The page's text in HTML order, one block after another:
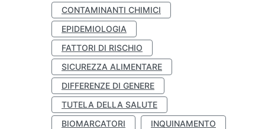
CONTAMINANTI CHIMICI
EPIDEMIOLOGIA
FATTORI DI RISCHIO
SICUREZZA ALIMENTARE
DIFFERENZE DI GENERE
TUTELA DELLA SALUTE
BIOMARCATORI
INQUINAMENTO